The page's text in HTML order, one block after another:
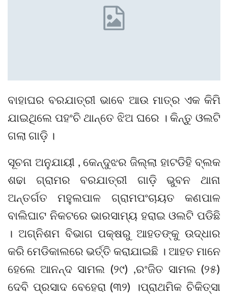
ବାହାଘର ବରଯାତ୍ରୀ ଭାବେ ଆଉ ମାତ୍ର ଏକ କିମି
ଯାଇଥିଲେ ପହଂଚି ଥାନ୍ତେ ଝିଅ ଘରେ । କିନ୍ତୁ ଓଲଟି
ଗଲା ଗାଡ଼ି ।
ସୂଚନା ଅନୁଯାୟୀ , କେନ୍ଦୁଝର ଜିଲ୍ଲା ହାଟଡିହି ବ୍ଲକ
ଶଢା ଗ୍ରାମର ବରଯାତ୍ରୀ ଗାଡ଼ି ଭୁବନ ଥାନା
ଅନ୍ତର୍ଗତ ମହୁଲପାଳ ଗ୍ରାମପଂଚାୟତ କଣପାଳ
ବାଲିଘାଟ ନିକଟରେ ଭାରସାମ୍ୟ ହରାଇ ଓଲଟି ପଡିଛି
। ଅଗ୍ନିଶମ ବିଭାଗ ପକ୍ଷରୁ ଆହତଙ୍କୁ ଉଦ୍ଧାର
କରି ମେଡିକାଲରେ ଭର୍ତ୍ତି କରାଯାଇଛି । ଆହତ ମାନେ
ହେଲେ ଆନନ୍ଦ ସାମଲ (୨୯) ,ରଂଜିତ ସାମଲ (୨୫)
ଦେବି ପ୍ରସାଦ ବେହେରା (୩୨) ।ପ୍ରାଥମିକ ଚିକିତ୍ସା